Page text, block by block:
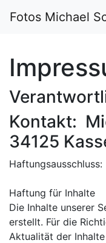
Fotos Michael
Kontakt:
34125
Haftungsausschluss:
Haftung für Inhalte
Die Inhalte unserer
erstellt. Für die
Aktualität der